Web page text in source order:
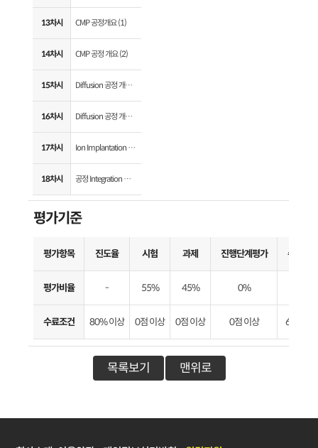
13차시 CMP 공정개요 (1)
14차시 CMP 공정 개요 (2)
15차시 Diffusion 공정 개요 (1)
16차시 Diffusion 공정 개요 (2)
17차시 Ion Implantation 공정 이해
18차시 공정 Integration 및 최신 기술
평가기준
평가항목 진도율 시험 과제 진행단계평가 수료기준
평가비율 - 55% 45% 0%
수료조건 80% 이상 0점 이상 0점 이상 0점 이상 60점 이
목록보기 맨위로